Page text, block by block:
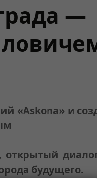
—
«Askona» и
открытый
будущего.